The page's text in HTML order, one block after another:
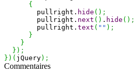
{
pullright. hide ( ) ;
pullright. next ( ) . hide ( ) ;
pullright. text ( "" ) ;
}
}
} ) ;
} ) ( jQuery) ;
Commentaires